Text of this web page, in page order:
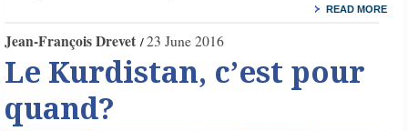
READ MORE
Jean-François Drevet 23 June 2016
Le Kurdistan, c’est pour
quand?